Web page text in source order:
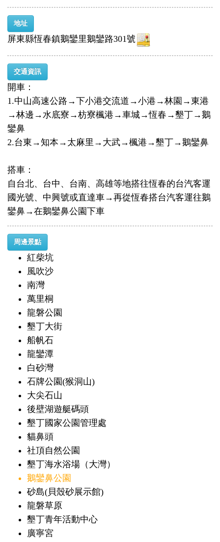
地址
屏東縣恆春鎮鵝鑾里鵝鑾路301號
交通資訊
開車：
1.中山高速公路→下小港交流道→小港→林園→東港
→林邊→水底寮→枋寮楓港→車城→恆春→墾丁→鵝
鑾鼻
2.台東→知本→太麻里→大武→楓港→墾丁→鵝鑾鼻
搭車：
自台北、台中、台南、高雄等地搭往恆春的台汽客運
國光號、中興號或直達車→再從恆春搭台汽客運往鵝
鑾鼻→在鵝鑾鼻公園下車
周邊景點
紅柴坑
風吹沙
南灣
萬里桐
龍磐公園
墾丁大街
船帆石
龍鑾潭
白砂灣
石牌公園(猴洞山)
大尖石山
後壁湖遊艇碼頭
墾丁國家公園管理處
貓鼻頭
社頂自然公園
墾丁海水浴場（大灣）
鵝鑾鼻公園
砂島(貝殼砂展示館)
龍磐草原
墾丁青年活動中心
廣寧宮